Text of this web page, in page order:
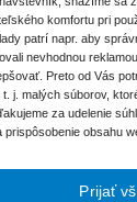
prechodné obdobie
v elektronickej
a cievnych
a
a spôsobilosť na
komfortu pri
patrí napr. aby
nevhodnou
Preto od Vás
j. malých súborov,
za udelenie
prispôsobenie obsahu
Prijať